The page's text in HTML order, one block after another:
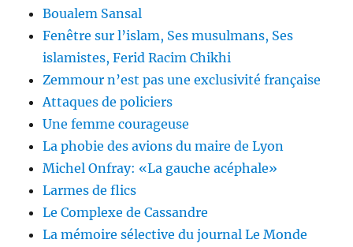
Boualem Sansal
Fenêtre sur l’islam, Ses musulmans, Ses
islamistes, Ferid Racim Chikhi
Zemmour n’est pas une exclusivité française
Attaques de policiers
Une femme courageuse
La phobie des avions du maire de Lyon
Michel Onfray: «La gauche acéphale»
Larmes de flics
Le Complexe de Cassandre
La mémoire sélective du journal Le Monde